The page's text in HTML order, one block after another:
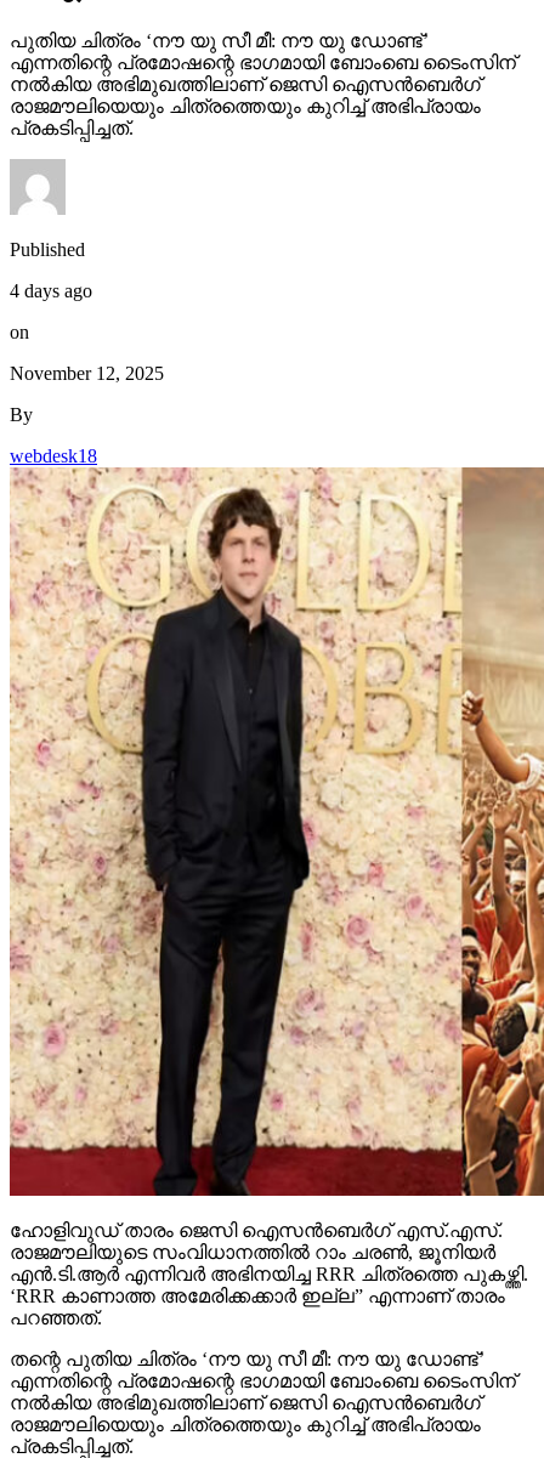
പുതിയ ചിത്രം ‘നൗ യു സീ മീ: നൗ യു ഡോണ്ട്’
എന്നതിന്റെ പ്രമോഷന്റെ ഭാഗമായി ബോംബെ ടൈംസിന്
നല്‍കിയ അഭിമുഖത്തിലാണ് ജെസി ഐസന്‍ബെര്‍ഗ്
രാജമൗലിയെയും ചിത്രത്തെയും കുറിച്ച് അഭിപ്രായം
പ്രകടിപ്പിച്ചത്.
Published
4 days ago
on
November 12, 2025
By
webdesk18
ഹോളിവുഡ് താരം ജെസി ഐസന്‍ബെര്‍ഗ് എസ്.എസ്.
രാജമൗലിയുടെ സംവിധാനത്തില്‍ റാം ചരണ്‍, ജൂനിയര്‍
എന്‍.ടി.ആര്‍ എന്നിവര്‍ അഭിനയിച്ച RRR ചിത്രത്തെ പുകഴ്ത്തി.
‘RRR കാണാത്ത അമേരിക്കക്കാര്‍ ഇല്ല” എന്നാണ് താരം
പറഞ്ഞത്.
തന്റെ പുതിയ ചിത്രം ‘നൗ യു സീ മീ: നൗ യു ഡോണ്ട്’
എന്നതിന്റെ പ്രമോഷന്റെ ഭാഗമായി ബോംബെ ടൈംസിന്
നല്‍കിയ അഭിമുഖത്തിലാണ് ജെസി ഐസന്‍ബെര്‍ഗ്
രാജമൗലിയെയും ചിത്രത്തെയും കുറിച്ച് അഭിപ്രായം
പ്രകടിപ്പിച്ചത്.